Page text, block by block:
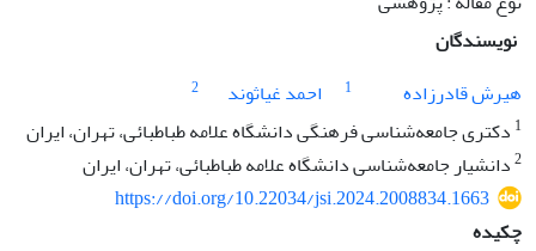
نویسندگان
هیرش قادرزاده
1 احمد غیاثوند
2
1 دکتری جامعه‌شناسی فرهنگی دانشگاه علامه طباطبائی، تهران، ایران
2دانشیار جامعه‌شناسی دانشگاه علامه طباطبائی، تهران، ایران
https://doi.org/10.22034/jsi.2024.2008834.1663
چکیده